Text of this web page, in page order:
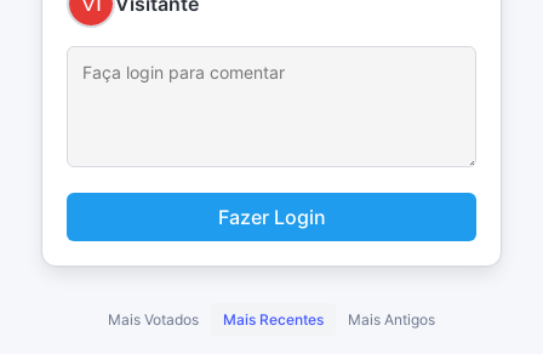
Fazer Login
Mais Votados Mais Recentes Mais Antigos